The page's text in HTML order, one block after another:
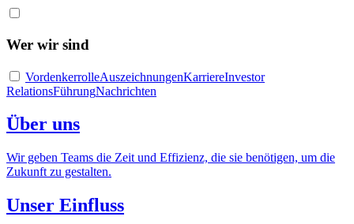
Wer wir sind
VordenkerrolleAuszeichnungenKarriereInvestor
RelationsFührungNachrichten
Über uns
Wir geben Teams die Zeit und Effizienz, die sie benötigen, um die
Zukunft zu gestalten.
Unser Einfluss